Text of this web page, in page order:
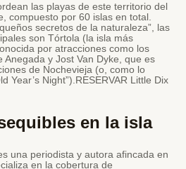
las playas de este territorio del
compuesto por 60 islas en total.
secretos de la naturaleza”, las
son Tórtola (la isla más
por atracciones como los
Anegada y Jost Van Dyke, que es
de Nochevieja (o, como lo
Year’s Night”).RESERVAR Little Dix
en la isla
una periodista y autora afincada en
en la cobertura de